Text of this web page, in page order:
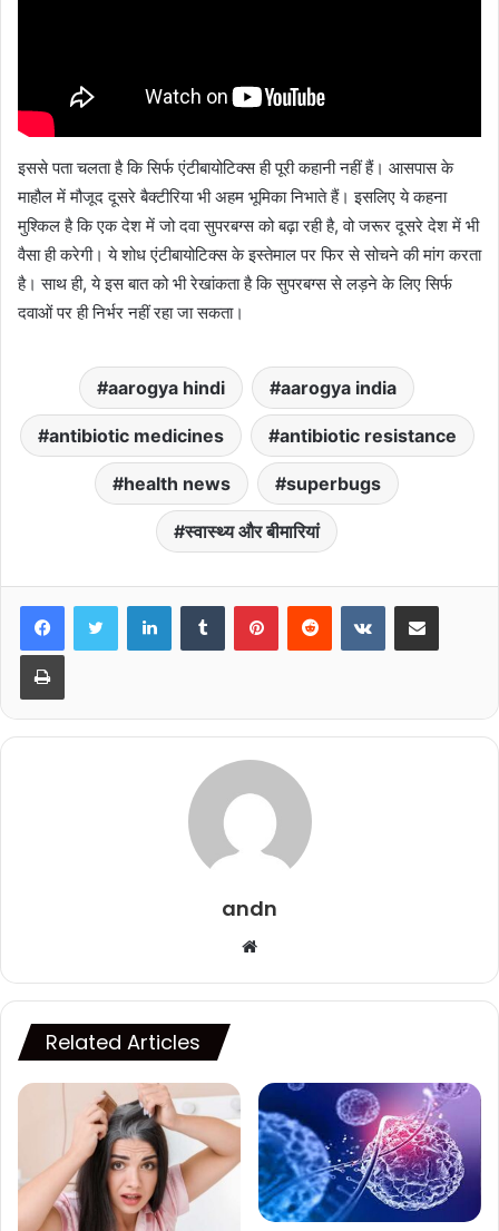
इससे पता चलता है कि सिर्फ एंटीबायोटिक्स ही पूरी कहानी नहीं हैं। आसपास के
माहौल में मौजूद दूसरे बैक्टीरिया भी अहम भूमिका निभाते हैं। इसलिए ये कहना
मुश्किल है कि एक देश में जो दवा सुपरबग्स को बढ़ा रही है, वो जरूर दूसरे देश में भी
वैसा ही करेगी। ये शोध एंटीबायोटिक्स के इस्तेमाल पर फिर से सोचने की मांग करता
है। साथ ही, ये इस बात को भी रेखांकता है कि सुपरबग्स से लड़ने के लिए सिर्फ
दवाओं पर ही निर्भर नहीं रहा जा सकता।
aarogya hindi aarogya india
antibiotic medicines antibiotic resistance
health news superbugs
स्वास्थ्य और बीमारियां
LinkedInTumblr PinterestReddit VKontakteShare via Email
Print
andn
Website
Related Articles